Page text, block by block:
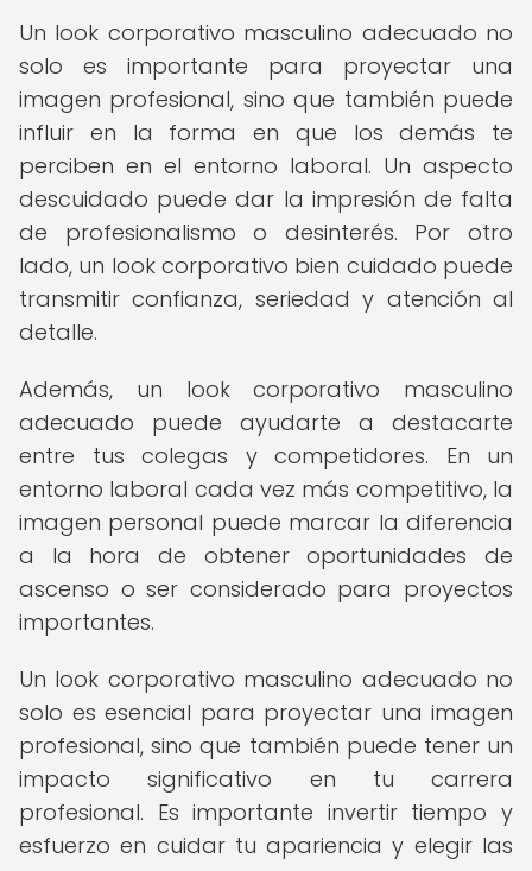
Un look corporativo masculino adecuado no
solo es importante para proyectar una
imagen profesional, sino que también puede
influir en la forma en que los demás te
perciben en el entorno laboral. Un aspecto
descuidado puede dar la impresión de falta
de profesionalismo o desinterés. Por otro
lado, un look corporativo bien cuidado puede
transmitir confianza, seriedad y atención al
detalle.
Además, un look corporativo masculino
adecuado puede ayudarte a destacarte
entre tus colegas y competidores. En un
entorno laboral cada vez más competitivo, la
imagen personal puede marcar la diferencia
a la hora de obtener oportunidades de
ascenso o ser considerado para proyectos
importantes.
Un look corporativo masculino adecuado no
solo es esencial para proyectar una imagen
profesional, sino que también puede tener un
impacto significativo en tu carrera
profesional. Es importante invertir tiempo y
esfuerzo en cuidar tu apariencia y elegir las